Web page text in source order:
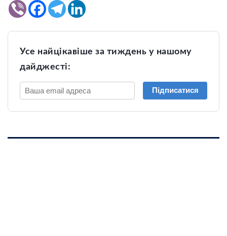
Усе найцікавіше за тиждень у нашому
дайджесті:
Підписатися